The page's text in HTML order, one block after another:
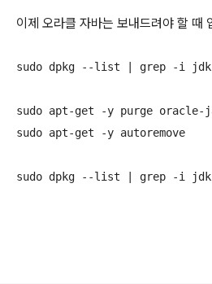
이제 오라클 자바는 보내드려야 할 때
sudo dpkg --list | grep -i jdk
sudo apt-get -y purge
sudo apt-get -y autoremove